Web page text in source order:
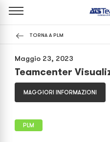
TORNA A PLM
Maggio 23, 2023
Teamcenter
MAGGIORI INFORMAZIONI
PLM